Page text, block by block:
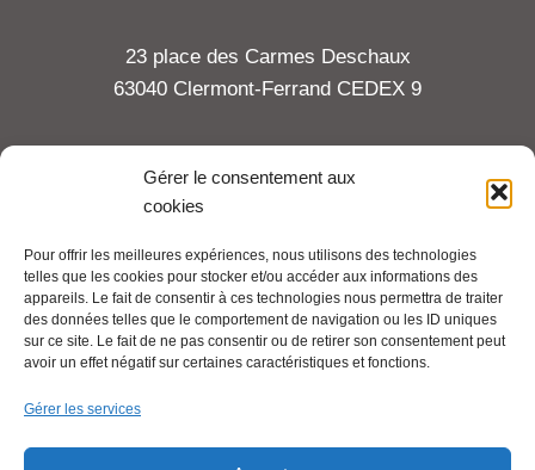
Gérer le consentement aux
cookies
Pour offrir les meilleures expériences, nous utilisons des technologies
telles que les cookies pour stocker et/ou accéder aux informations des
appareils. Le fait de consentir à ces technologies nous permettra de traiter
des données telles que le comportement de navigation ou les ID uniques
sur ce site. Le fait de ne pas consentir ou de retirer son consentement peut
avoir un effet négatif sur certaines caractéristiques et fonctions.
Gérer les services
23 place des Carmes Deschaux
63040 Clermont-Ferrand CEDEX 9
Tel : 06 65 27 23 81
Mentions légales
Pour aller plus loin :
Se syndiquer en ligne